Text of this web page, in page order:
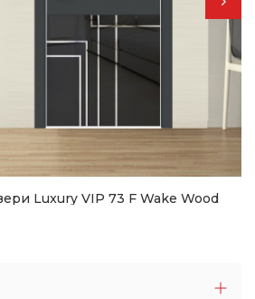
Luxury VIP 73 F Wake Wood